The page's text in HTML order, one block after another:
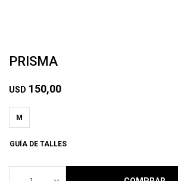
PRISMA
USD 150,00
M
GUÍA DE TALLES